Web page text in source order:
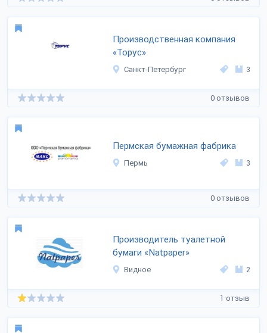
Производственная компания
«Торус»
Санкт-Петербург 3
0 отзывов
Пермская бумажная фабрика
Пермь 3
0 отзывов
Производитель туалетной
бумаги «Natpaper»
Видное 2
1 отзыв